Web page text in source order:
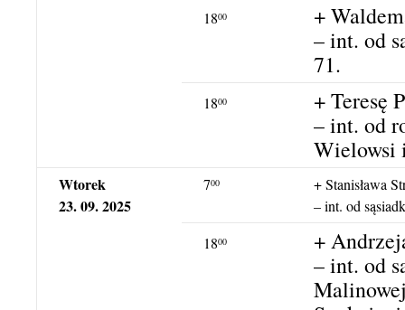
1800
+
– int. od
71.
1800
+ Teresę
– int. od
Wielowsi
Wtorek
23. 09. 2025
700
+ Stanisława
– int. od
1800
+
– int. od